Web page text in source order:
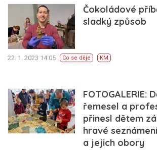
Čokoládové
sladký způsob
22. 1. 2023 14:05 Co se děje KM
FOTOGALERIE:
řemesel a
přinesl dětem
hravé
a jejich obory